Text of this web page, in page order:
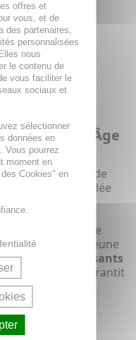
Soins Anti-Âge
Repair™
est une gamme de
, formulée
des peaux
Ces produits
de fermeté et le
plus jeune
ingrédients puissants
, Clinique garantit
avec
offres et
vous, et de
des partenaires,
personnalisées
nous
le contenu de
vous faciliter le
sociaux et
sélectionner
données en
Vous pourrez
moment en
Cookies" en